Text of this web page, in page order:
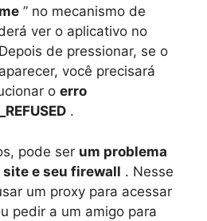
” no mecanismo de
ver o aplicativo no
de pressionar, se o
você precisará
o erro
.
pode ser um problema
e seu firewall . Nesse
um proxy para acessar
pedir a um amigo para